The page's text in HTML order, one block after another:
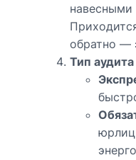
навесными
обратно —
Тип аудита
юрлиц